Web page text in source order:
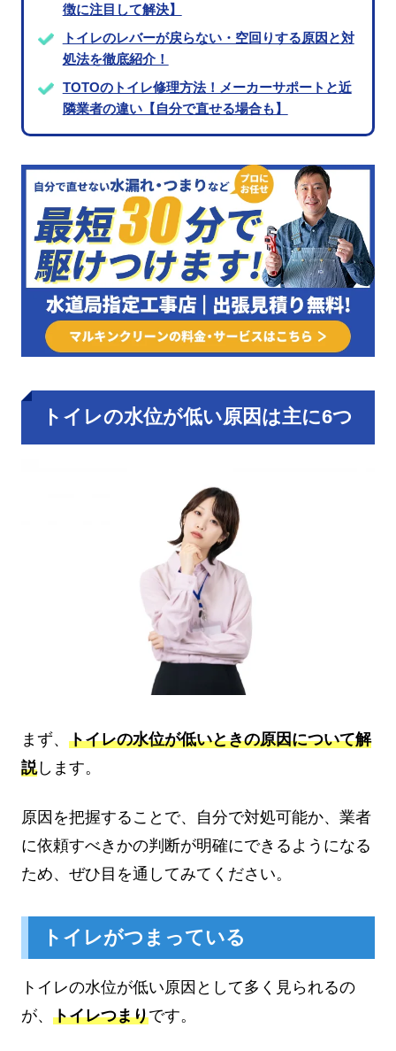
徴に注目して解決】
トイレのレバーが戻らない・空回りする原因と対
処法を徹底紹介！
TOTOのトイレ修理方法！メーカーサポートと近
隣業者の違い【自分で直せる場合も】
トイレの水位が低い原因は主に6つ
まず、 トイレの水位が低いときの原因について解
説します。
原因を把握することで、自分で対処可能か、業者
に依頼すべきかの判断が明確にできるようになる
ため、ぜひ目を通してみてください。
トイレがつまっている
トイレの水位が低い原因として多く見られるの
が、 トイレつまりです。